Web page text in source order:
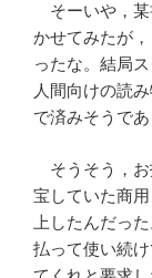
そーいや，某
かせてみたが
ったな。結局
人間向けの読
で済みそうであ
そうそう，お
宝していた商
上したんだっ
払って使い続